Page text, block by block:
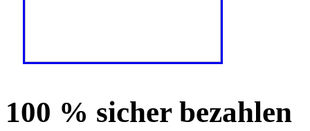
100 % sicher bezahlen